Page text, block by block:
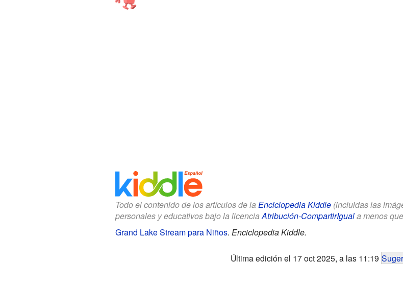
Todo el contenido de los artículos de la Enciclopedia Kiddle(incluidas las
personales y educativos bajo la licenciaAtribución-CompartirIguala menos
Grand Lake Stream para Niños. Enciclopedia Kiddle.
Última edición el 17 oct 2025, a las 11:19